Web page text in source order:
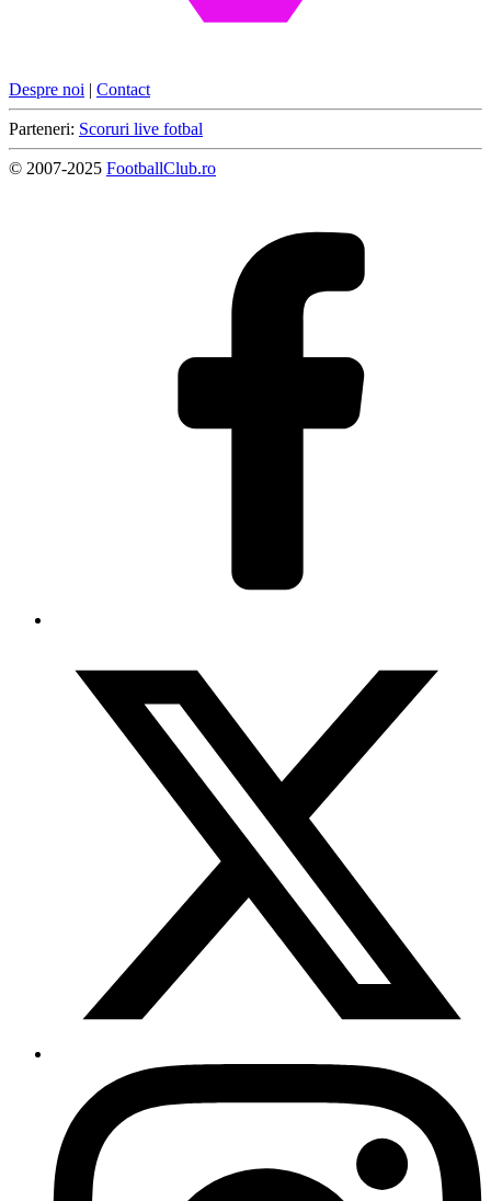
Despre noi | Contact
Parteneri: Scoruri live fotbal
© 2007-2025 FootballClub.ro